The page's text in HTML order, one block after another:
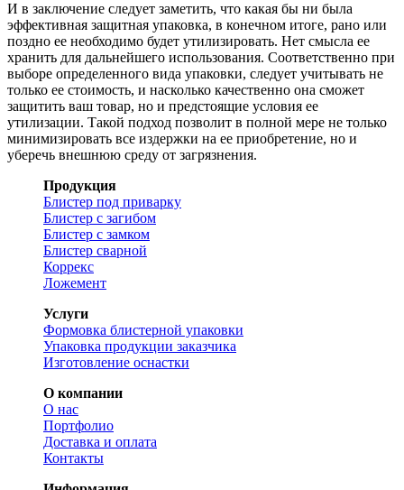
И в заключение следует заметить, что какая бы ни была
эффективная защитная упаковка, в конечном итоге, рано или
поздно ее необходимо будет утилизировать. Нет смысла ее
хранить для дальнейшего использования. Соответственно при
выборе определенного вида упаковки, следует учитывать не
только ее стоимость, и насколько качественно она сможет
защитить ваш товар, но и предстоящие условия ее
утилизации. Такой подход позволит в полной мере не только
минимизировать все издержки на ее приобретение, но и
уберечь внешнюю среду от загрязнения.
Продукция
Блистер под приварку
Блистер с загибом
Блистер с замком
Блистер сварной
Коррекс
Ложемент
Услуги
Формовка блистерной упаковки
Упаковка продукции заказчика
Изготовление оснастки
О компании
О нас
Портфолио
Доставка и оплата
Контакты